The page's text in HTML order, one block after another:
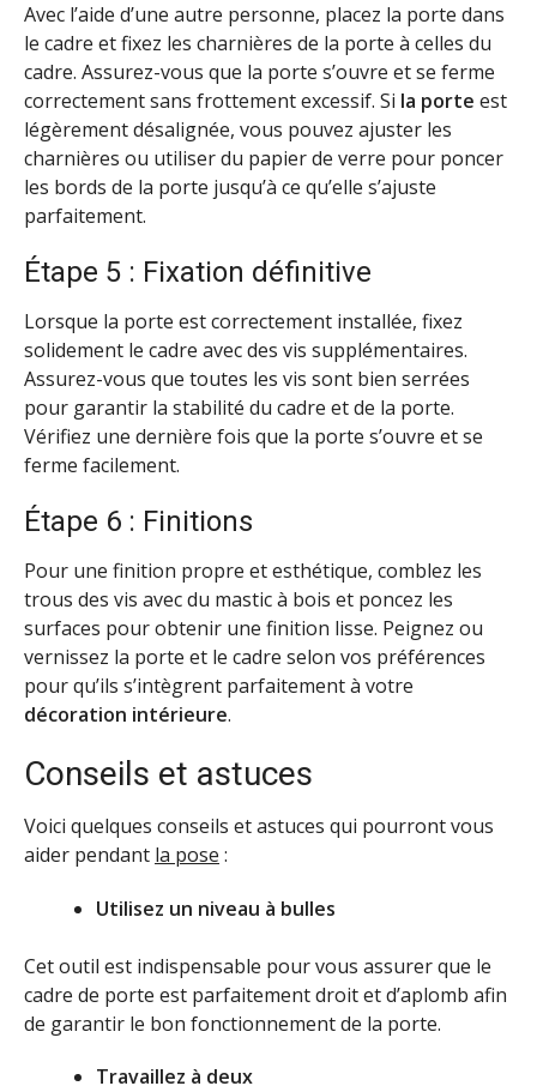
Avec l’aide d’une autre personne, placez la porte dans
le cadre et fixez les charnières de la porte à celles du
cadre. Assurez-vous que la porte s’ouvre et se ferme
correctement sans frottement excessif. Si la porte est
légèrement désalignée, vous pouvez ajuster les
charnières ou utiliser du papier de verre pour poncer
les bords de la porte jusqu’à ce qu’elle s’ajuste
parfaitement.
Étape 5 : Fixation définitive
Lorsque la porte est correctement installée, fixez
solidement le cadre avec des vis supplémentaires.
Assurez-vous que toutes les vis sont bien serrées
pour garantir la stabilité du cadre et de la porte.
Vérifiez une dernière fois que la porte s’ouvre et se
ferme facilement.
Étape 6 : Finitions
Pour une finition propre et esthétique, comblez les
trous des vis avec du mastic à bois et poncez les
surfaces pour obtenir une finition lisse. Peignez ou
vernissez la porte et le cadre selon vos préférences
pour qu’ils s’intègrent parfaitement à votre
décoration intérieure.
Conseils et astuces
Voici quelques conseils et astuces qui pourront vous
aider pendant la pose :
Utilisez un niveau à bulles
Cet outil est indispensable pour vous assurer que le
cadre de porte est parfaitement droit et d’aplomb afin
de garantir le bon fonctionnement de la porte.
Travaillez à deux